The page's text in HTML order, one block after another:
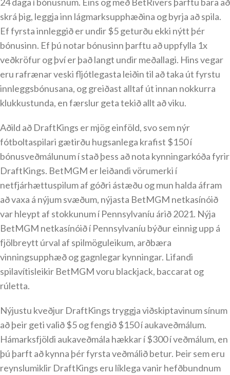
skrá þig, leggja inn lágmarksupphæðina og byrja að spila.
Ef fyrsta innleggið er undir $5 geturðu ekki nýtt þér
bónusinn. Ef þú notar bónusinn þarftu að uppfylla 1x
veðkröfur og því er það langt undir meðallagi. Hins vegar
eru rafrænar veski fljótlegasta leiðin til að taka út fyrstu
innleggsbónusana, og greiðast alltaf út innan nokkurra
klukkustunda, en færslur geta tekið allt að viku.
Aðild að DraftKings er mjög einföld, svo sem nýr
fótboltaspilari gætirðu hugsanlega krafist $150 í
bónusveðmálunum í stað þess að nota kynningarkóða fyrir
DraftKings. BetMGM er leiðandi vörumerki í
netfjárhættuspilum af góðri ástæðu og mun halda áfram
að vaxa á nýjum svæðum, nýjasta BetMGM netkasínóið
var hleypt af stokkunum í Pennsylvaníu árið 2021. Nýja
BetMGM netkasínóið í Pennsylvaníu býður einnig upp á
fjölbreytt úrval af spilmöguleikum, arðbæra
vinningsupphæð og gagnlegar kynningar. Lifandi
spilavítisleikir BetMGM voru blackjack, baccarat og
rúletta.
Nýjustu kveðjur DraftKings tryggja viðskiptavinum sínum
að þeir geti valið $5 og fengið $150 í aukaveðmálum.
Hámarksfjöldi aukaveðmála hækkar í $300 í veðmálum, en
þú þarft að kynna þér fyrsta veðmálið betur. Þeir sem eru
reynslumiklir DraftKings eru líklega vanir hefðbundnum